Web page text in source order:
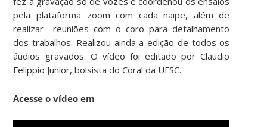
pela plataforma zoom com cada naipe, além de
realizar reuniões com o coro para detalhamento
dos trabalhos. Realizou ainda a edição de todos os
áudios gravados. O vídeo foi editado por Claudio
Felippio Junior, bolsista do Coral da UFSC.
Acesse o vídeo em